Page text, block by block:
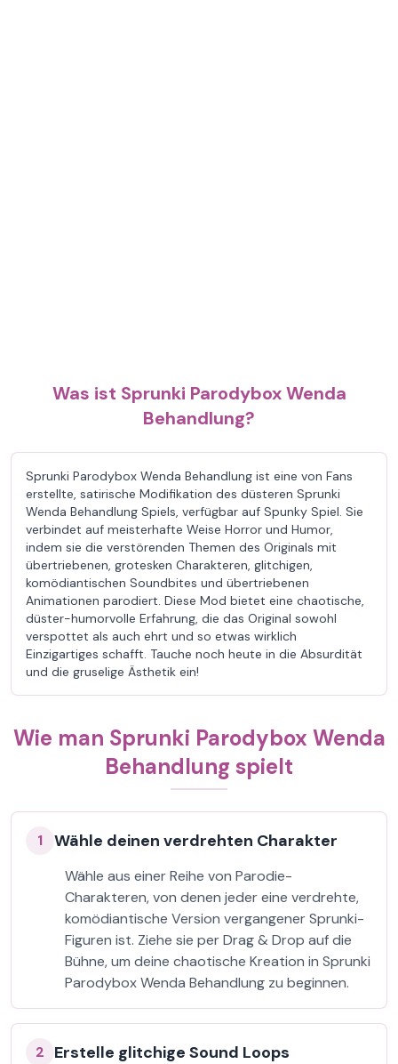
Was ist Sprunki Parodybox Wenda
Behandlung?
Sprunki Parodybox Wenda Behandlung ist eine von Fans
erstellte, satirische Modifikation des düsteren Sprunki
Wenda Behandlung Spiels, verfügbar auf Spunky Spiel. Sie
verbindet auf meisterhafte Weise Horror und Humor,
indem sie die verstörenden Themen des Originals mit
übertriebenen, grotesken Charakteren, glitchigen,
komödiantischen Soundbites und übertriebenen
Animationen parodiert. Diese Mod bietet eine chaotische,
düster-humorvolle Erfahrung, die das Original sowohl
verspottet als auch ehrt und so etwas wirklich
Einzigartiges schafft. Tauche noch heute in die Absurdität
und die gruselige Ästhetik ein!
Wie man Sprunki Parodybox Wenda
Behandlung spielt
1 Wähle deinen verdrehten Charakter
Wähle aus einer Reihe von Parodie-
Charakteren, von denen jeder eine verdrehte,
komödiantische Version vergangener Sprunki-
Figuren ist. Ziehe sie per Drag & Drop auf die
Bühne, um deine chaotische Kreation in Sprunki
Parodybox Wenda Behandlung zu beginnen.
2 Erstelle glitchige Sound Loops